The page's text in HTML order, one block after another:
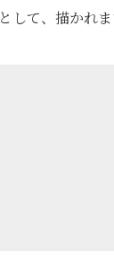
て、描かれま